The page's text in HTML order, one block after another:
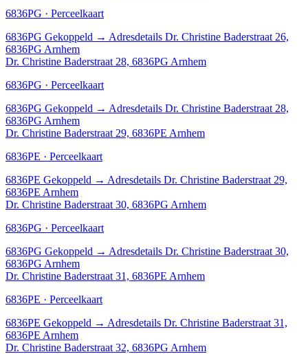
6836PG · Perceelkaart
6836PG Gekoppeld → Adresdetails Dr. Christine Baderstraat 26,
6836PG Arnhem
Dr. Christine Baderstraat 28, 6836PG Arnhem
6836PG · Perceelkaart
6836PG Gekoppeld → Adresdetails Dr. Christine Baderstraat 28,
6836PG Arnhem
Dr. Christine Baderstraat 29, 6836PE Arnhem
6836PE · Perceelkaart
6836PE Gekoppeld → Adresdetails Dr. Christine Baderstraat 29,
6836PE Arnhem
Dr. Christine Baderstraat 30, 6836PG Arnhem
6836PG · Perceelkaart
6836PG Gekoppeld → Adresdetails Dr. Christine Baderstraat 30,
6836PG Arnhem
Dr. Christine Baderstraat 31, 6836PE Arnhem
6836PE · Perceelkaart
6836PE Gekoppeld → Adresdetails Dr. Christine Baderstraat 31,
6836PE Arnhem
Dr. Christine Baderstraat 32, 6836PG Arnhem